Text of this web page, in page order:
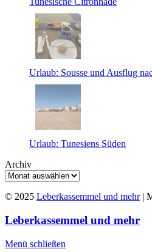
Urlaub: Sousse und Ausflug
Urlaub: Tunesiens Süden
Archiv
© 2025 Leberkassemmel und mehr|
Leberkassemmel und mehr
Menü schließen